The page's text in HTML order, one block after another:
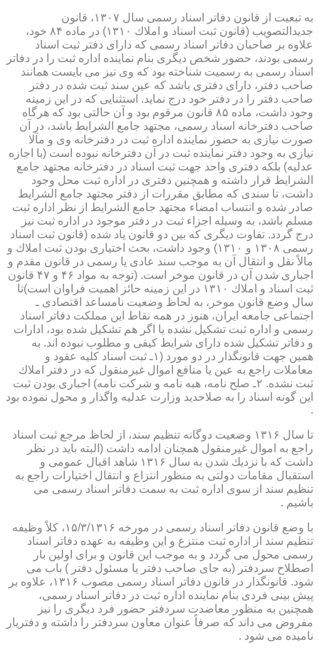
به تبعیت از قانون دفاتر اسناد رسمی سال ۱۳۰۷، قانون
جدیدالتصویب (قانون ثبت اسناد و املاك ۱۳۱۰) در ماده ۸۴ خود،
علاوه بر صاحبان دفاتر اسناد رسمی كه دارای دفتر ثبت اسناد
رسمی بودند، حضور شخص دیگری بنام نماینده اداره ثبت را در دفاتر
اسناد رسمی به رسمیت شناخته بود كه وی نیز می بایست همانند
صاحب دفتر، دارای دفتری باشد كه عین سند ثبت شده در دفتر
صاحب دفتر را در دفتر خود درج نماید. استثنایی كه در این زمینه
وجود داشت، ماده ۸۵ قانون مرقوم بود و آن حالتی بود كه هرگاه
صاحب دفترخانه اسناد رسمی، مجتهد جامع الشرایط باشد، در آن
صورت نیازی به حضور نماینده اداره ثبت در دفترخانه وی و مآلا
نیازی به وجود دفتر نماینده ثبت در آن دفترخانه نبوده است (با اجازه
عدلیه) بلكه دفتری واحد جهت ثبت اسناد در دفترخانه مجتهد جامع
الشرایط قرار داشته و همچنین دفتری در اداره ثبت محل وجود
داشت، تا سندی كه مطابق مقررات از دفتر مجتهد جامع الشرایط
صادر شده و انتساب امضاء مجتهد جامع الشرایط از نظر اداره ثبت
مسلم باشد، به وسیله اجزاء ثبت در دفتر موجود در اداره ثبت نیز
درج گردد. تفاوت دیگری كه بین دو قانون یاد شده (قانون ثبت اسناد
رسمی ۱۳۰۸ و ۱۳۱۰) وجود داشت، بحث اختیاری بودن ثبت املاك و
مالاً نقل و انتقال آن به موجب سند عادی یا رسمی در قانون مقدم و
اجباری شدن آن در قانون موخر است. (توجه به مواد ۴۶ و ۴۷ قانون
ثبت اسناد و املاك ۱۳۱۰ در این زمینه حائز اهمیت فراوان است)تا
سال وضع قانون موخر، به لحاظ وضعیت نامساعد اقتصادی ـ
اجتماعی جامعه ایران، هنوز در همه نقاط این مملكت دفاتر اسناد
رسمی و اداره ثبت تشكیل نشده یا اگر هم تشكیل شده بود، ادارات
و دفاتر تشكیل شده دارای شرایط كیفی و مطلوب نبوده اند. به
همین جهت قانونگذار در دو مورد (۱ـ ثبت اسناد كلیه عقود و
معاملات راجع به عین یا منافع اموال غیرمنقول كه در دفتر املاك
ثبت نشده. ۲ـ صلح نامه، هبه نامه و شركت نامه) اجباری بودن ثبت
این گونه اسناد را به صلاحدید وزارت عدلیه واگذار و محول نموده بود
.
تا سال ۱۳۱۶ وضعیت دوگانه تنظیم سند، از لحاظ مرجع ثبت اسناد
راجع به اموال غیرمنقول همچنان ادامه داشت (البته باید در نظر
داشت كه با نزدیك شدن به سال ۱۳۱۶ شاهد اقبال عمومی و
استقبال مقامات دولتی به منظور انتزاع و انتقال اختیارات راجع به
تنظیم سند از سوی اداره ثبت به سمت دفاتر اسناد رسمی می
باشیم .
با وضع قانون دفاتر اسناد رسمی در مورخه ۱۵/۳/۱۳۱۶، كلاً وظیفه
تنظیم سند از اداره ثبت منتزع و این وظیفه به عهده دفاتر اسناد
رسمی محول می گردد و به موجب این قانون و برای اولین بار
اصطلاح سردفتر (به جای صاحب دفتر یا مسئول دفتر ) باب می
شود. قانونگذار در قانون دفاتر اسناد رسمی مصوب ۱۳۱۶، علاوه بر
پیش بینی فردی بنام نماینده اداره ثبت در دفاتر اسناد رسمی،
همچنین به منظور معاضدت سردفتر حضور فرد دیگری را نیز
مفروض می داند كه صرفاً عنوان معاون سردفتر را داشته و دفتریار
نامیده می شود .